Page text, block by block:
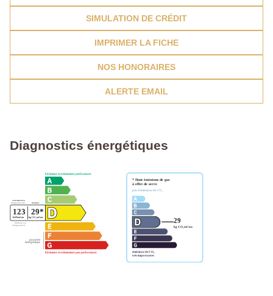
SIMULATION DE CRÉDIT
IMPRIMER LA FICHE
NOS HONORAIRES
ALERTE EMAIL
Diagnostics énergétiques